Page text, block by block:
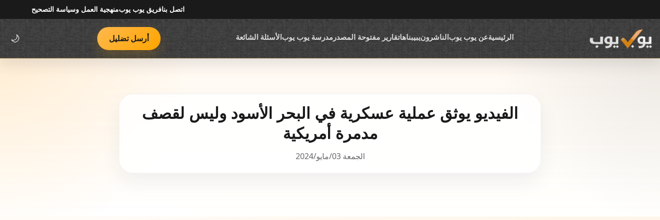
اتصل بنافريق يوب يوبمنهجية العمل وسياسة التصحيح
الرئيسيةعن يوب يوبالناشرونيبيبناهاتقارير مفتوحة المصدر مدرسة يوب يوبالأسئلة الشائعة أرسل تضليل 🌙
الفيديو يوثق عملية عسكرية في البحر الأسود وليس لقصف
مدمرة أمريكية
الجمعة 03/مايو/2024